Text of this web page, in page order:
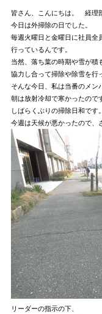
皆さん、こんにちは。 経理
今日は外掃除の日でした。
毎週火曜日と金曜日に社員全
行っているんです。
当然、落ち葉の時期や雪が積
協力し合って掃除や除雪を行
そんな今日、私は当番のメン
朝は放射冷却で寒かったので
しばらくぶりの掃除日和です。
今週は天候が悪かったので、
リーダーの指示の下、